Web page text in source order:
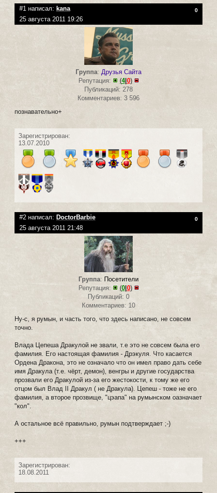
#1 написал: kana 0
25 августа 2011 19:26
Группа: Друзья Сайта
Репутация:
(4| 0)
Публикаций: 278
Комментариев: 3 596
познавательно+
Зарегистрирован:
13.07.2010
#2 написал: DoctorBarbie 0
25 августа 2011 21:48
Группа: Посетители
Репутация:
(0| 0)
Публикаций: 0
Комментариев: 10
Ну-с, я румын, и часть того, что здесь написано, не совсем
точно.
Влада Цепеша Дракулой не звали, т.е это не совсем была его
фамилия. Его настоящая фамилия - Дрэкуля. Что касается
Ордена Дракона, это не означало что он имел право дать себе
имя Дракула (т.е. чёрт, демон), венгры и другие государства
прозвали его Дракулой из-за его жестокости, к тому же его
отцом был Влад II Дракул ( не Дракула). Цепеш - тоже не его
фамилия, а второе прозвище, "цэапа" на румынском оазначает
"кол".
А остальное всё правильно, румын подтверждает ;-)
+++
Зарегистрирован:
18.08.2011